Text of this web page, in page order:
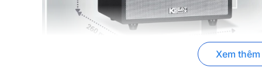
1. Tổng quan thiết kế loa Acnos ePop 100
Xem thêm